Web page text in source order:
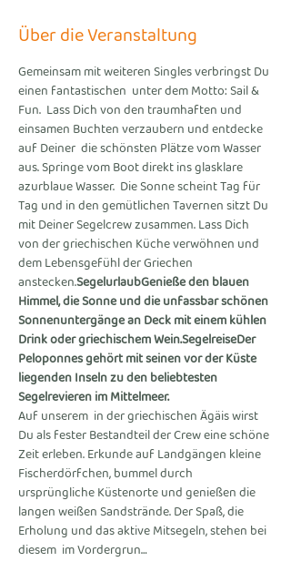
Über die Veranstaltung
Gemeinsam mit weiteren Singles verbringst Du
einen fantastischen unter dem Motto: Sail &
Fun. Lass Dich von den traumhaften und
einsamen Buchten verzaubern und entdecke
auf Deiner die schönsten Plätze vom Wasser
aus. Springe vom Boot direkt ins glasklare
azurblaue Wasser. Die Sonne scheint Tag für
Tag und in den gemütlichen Tavernen sitzt Du
mit Deiner Segelcrew zusammen. Lass Dich
von der griechischen Küche verwöhnen und
dem Lebensgefühl der Griechen
anstecken.SegelurlaubGenieße den blauen
Himmel, die Sonne und die unfassbar schönen
Sonnenuntergänge an Deck mit einem kühlen
Drink oder griechischem Wein.SegelreiseDer
Peloponnes gehört mit seinen vor der Küste
liegenden Inseln zu den beliebtesten
Segelrevieren im Mittelmeer.
Auf unserem in der griechischen Ägäis wirst
Du als fester Bestandteil der Crew eine schöne
Zeit erleben. Erkunde auf Landgängen kleine
Fischerdörfchen, bummel durch
ursprüngliche Küstenorte und genießen die
langen weißen Sandstrände. Der Spaß, die
Erholung und das aktive Mitsegeln, stehen bei
diesem im Vordergrun…